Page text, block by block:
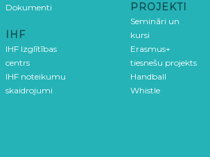
Dokumenti
IHF
IHF Izglītības
centrs
IHF noteikumu
skaidrojumi
PROJEKTI
Semināri un
kursi
Erasmus+
tiesnešu projekts
Handball
Whistle